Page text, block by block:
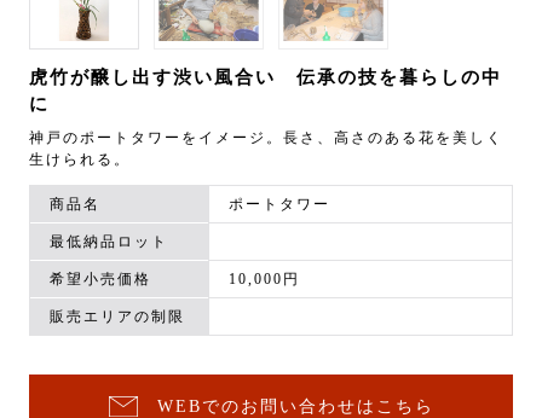
虎竹が醸し出す渋い風合い 伝承の技を暮らしの中
に
神戸のポートタワーをイメージ。長さ、高さのある花を美しく
生けられる。
商品名 ポートタワー
最低納品ロット
希望小売価格 10,000円
販売エリアの制限
WEBでのお問い合わせはこちら